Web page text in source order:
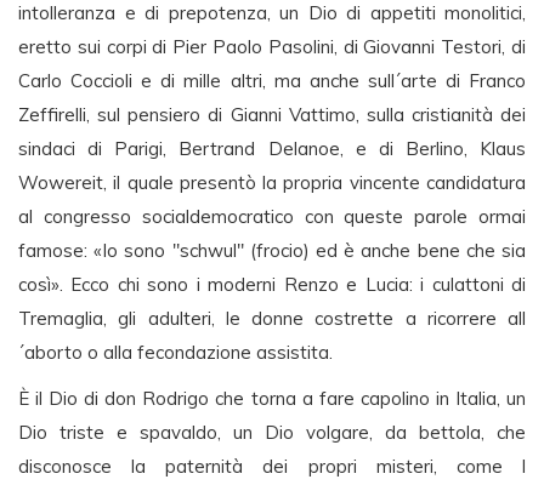
intolleranza e di prepotenza, un Dio di appetiti monolitici,
eretto sui corpi di Pier Paolo Pasolini, di Giovanni Testori, di
Carlo Coccioli e di mille altri, ma anche sull´arte di Franco
Zeffirelli, sul pensiero di Gianni Vattimo, sulla cristianità dei
sindaci di Parigi, Bertrand Delanoe, e di Berlino, Klaus
Wowereit, il quale presentò la propria vincente candidatura
al congresso socialdemocratico con queste parole ormai
famose: «Io sono "schwul" (frocio) ed è anche bene che sia
così». Ecco chi sono i moderni Renzo e Lucia: i culattoni di
Tremaglia, gli adulteri, le donne costrette a ricorrere all
´aborto o alla fecondazione assistita.
È il Dio di don Rodrigo che torna a fare capolino in Italia, un
Dio triste e spavaldo, un Dio volgare, da bettola, che
disconosce la paternità dei propri misteri, come l